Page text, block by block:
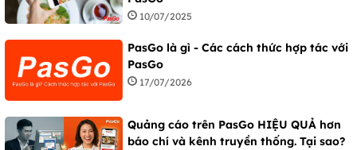
10/07/2025
PasGo là gì - Các cách thức hợp tác với
PasGo
17/07/2026
Quảng cáo trên PasGo HIỆU QUẢ hơn
báo chí và kênh truyền thống. Tại sao?